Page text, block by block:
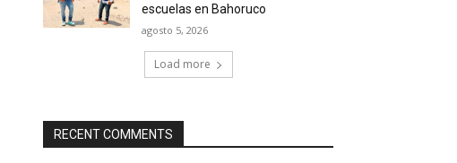
escuelas en Bahoruco
agosto 5, 2026
Load more
RECENT COMMENTS